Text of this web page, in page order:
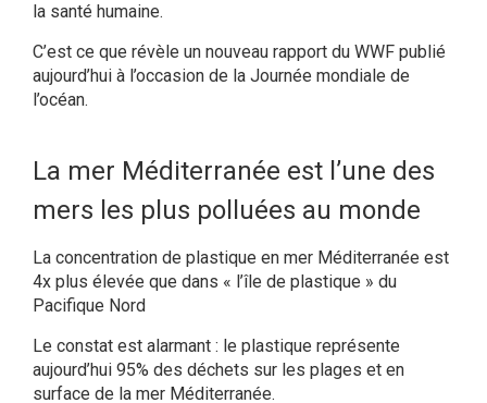
la santé humaine.
C’est ce que révèle un nouveau rapport du WWF publié
aujourd’hui à l’occasion de la Journée mondiale de
l’océan.
La mer Méditerranée est l’une des
mers les plus polluées au monde
La concentration de plastique en mer Méditerranée est
4x plus élevée que dans « l’île de plastique » du
Pacifique Nord
Le constat est alarmant : le plastique représente
aujourd’hui 95% des déchets sur les plages et en
surface de la mer Méditerranée.